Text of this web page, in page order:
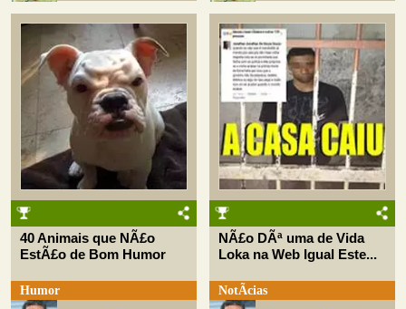
40 Animais que NÃ£o
EstÃ£o de Bom Humor
Humor
NÃ£o DÃª uma de Vida
Loka na Web Igual Este...
NotÃ­cias